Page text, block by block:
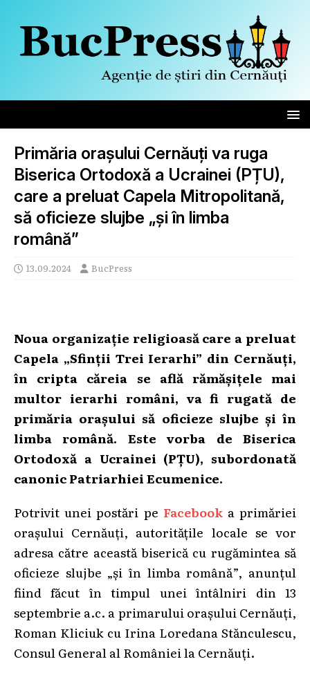
Primăria orașului Cernăuți va ruga
Biserica Ortodoxă a Ucrainei (PȚU),
care a preluat Capela Mitropolitană,
să oficieze slujbe „și în limba
română”
13.09.2024 BucPress
Noua organizație religioasă care a preluat
Capela „Sfinții Trei Ierarhi” din Cernăuți,
în cripta căreia se află rămășițele mai
multor ierarhi români, va fi rugată de
primăria orașului să oficieze slujbe și în
limba română. Este vorba de Biserica
Ortodoxă a Ucrainei (PȚU), subordonată
canonic Patriarhiei Ecumenice.
Potrivit unei postări pe Facebooka primăriei
orașului Cernăuți, autoritățile locale se vor
adresa către această biserică cu rugămintea să
oficieze slujbe „și în limba română”, anunțul
fiind făcut în timpul unei întâlniri din 13
septembrie a.c. a primarului orașului Cernăuți,
Roman Kliciuk cu Irina Loredana Stănculescu,
Consul General al României la Cernăuți.